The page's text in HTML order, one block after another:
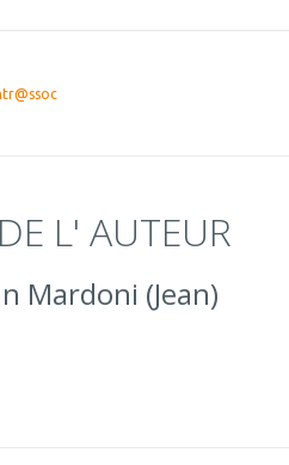
L' AUTEUR
Mardoni (Jean)